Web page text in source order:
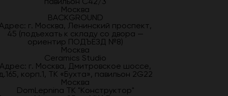
Москва
BACKGROUND
г. Москва, Ленинский проспект,
45 (подъехать к складу со двора —
ориентир ПОДЪЕЗД №8)
Москва
Ceramics Studio
Адрес: г. Москва, Дмитровское шоссе,
корп.1, ТК «Бухта», павильон 2G22
Москва
DomLepnina ТК "Конструктор"